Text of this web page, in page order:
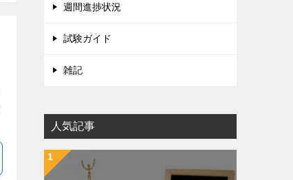
週間進捗状況
試験ガイド
雑記
人気記事